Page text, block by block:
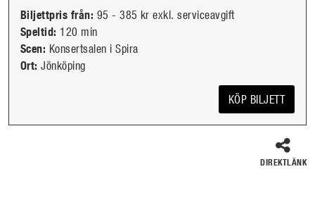
Utökad föreställningsinformation
Biljettpris från: 95 - 385 kr exkl. serviceavgift
Speltid: 120 min
Scen: Konsertsalen i Spira
Ort:Jönköping
KÖP BILJETT
DIREKTLÄNK